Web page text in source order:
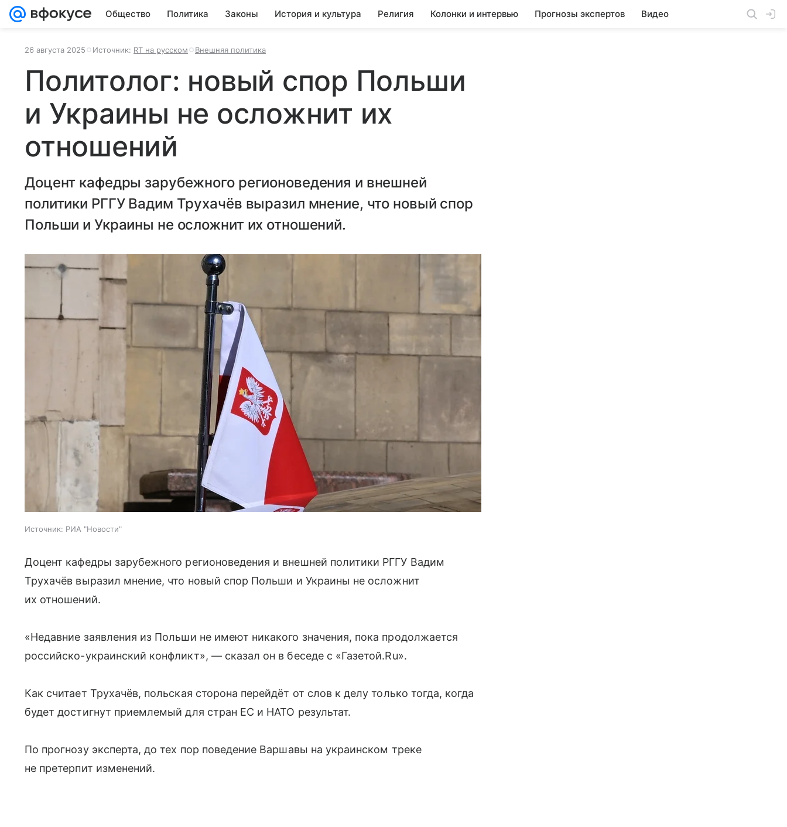
Общество Политика Законы История и культура Религия Колонки и интервью Прогнозы экспертов Видео
26 августа 2025 Источник: RT на русском Внешняя политика
Политолог: новый спор Польши
и Украины не осложнит их
отношений
Доцент кафедры зарубежного регионоведения и внешней
политики РГГУ Вадим Трухачёв выразил мнение, что новый спор
Польши и Украины не осложнит их отношений.
Источник: РИА "Новости"
Доцент кафедры зарубежного регионоведения и внешней политики РГГУ Вадим
Трухачёв выразил мнение, что новый спор Польши и Украины не осложнит
их отношений.
«Недавние заявления из Польши не имеют никакого значения, пока продолжается
российско-украинский конфликт», — сказал он в беседе с «Газетой.Ru».
Как считает Трухачёв, польская сторона перейдёт от слов к делу только тогда, когда
будет достигнут приемлемый для стран ЕС и НАТО результат.
По прогнозу эксперта, до тех пор поведение Варшавы на украинском треке
не претерпит изменений.